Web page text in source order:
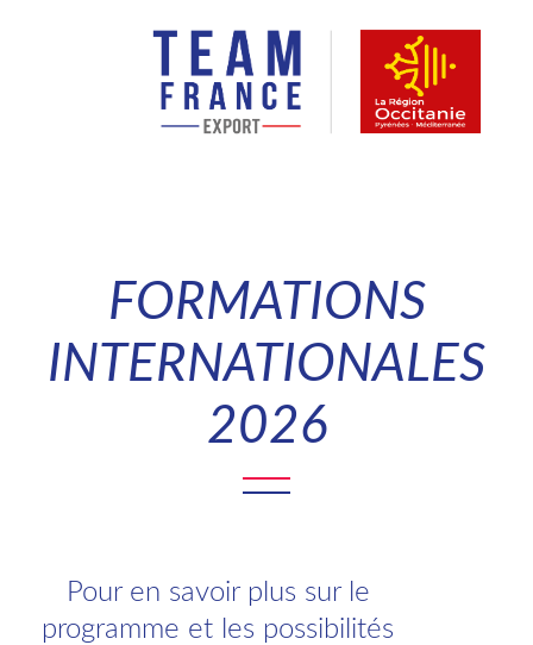
FORMATIONS
INTERNATIONALES
2026
Pour en savoir plus sur le
programme et les possibilités